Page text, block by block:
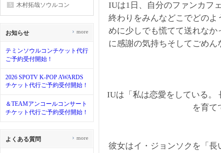
5 木村拓哉ソウルコン
お知らせ
テミンソウルコンチケット代行
ご予約受付開始！
2026 SPOTV K-POP AWARDS
チケット代行ご予約受付開始！
＆TEAMアンコールコンサート
チケット代行ご予約受付開始！
› more
よくある質問 › more
IUは1日、自分のファンカフ
終わりをみんなどこでどの
めに少しでも慌てて送れな
に感謝の気持ちそしてごめ
IUは「私は恋愛をしている。
を育て
彼女はイ・ジョンソクを「